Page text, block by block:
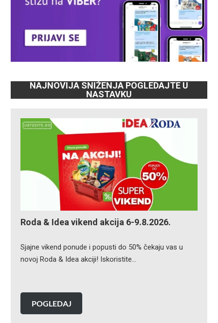
NAJNOVIJA SNIŽENJA POGLEDAJTE U
NASTAVKU
Roda & Idea vikend akcija 6-9.8.2026.
Sjajne vikend ponude i popusti do 50% čekaju vas u
novoj Roda & Idea akciji! Iskoristite…
POGLEDAJ